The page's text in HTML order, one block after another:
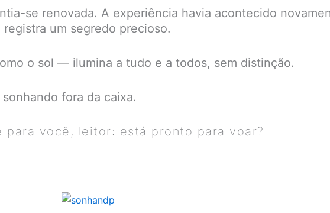
se renovada. A experiência havia acontecido
um segredo precioso.
o sol — ilumina a tudo e a todos, sem distinção.
fora da caixa.
para você, leitor: está pronto para voar?